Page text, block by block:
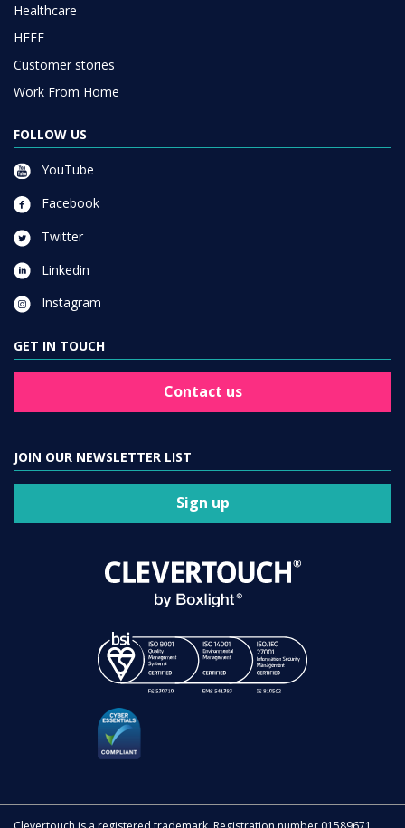
Healthcare
HEFE
Customer stories
Work From Home
FOLLOW US
YouTube
Facebook
Twitter
Linkedin
Instagram
GET IN TOUCH
Contact us
JOIN OUR NEWSLETTER LIST
Sign up